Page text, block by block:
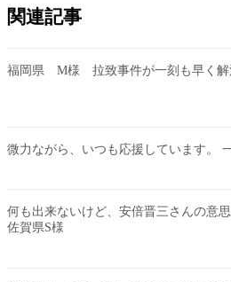
関連記事
福岡県 M様 拉致事件が一刻も早く解
微力ながら、いつも応援しています。
何も出来ないけど、安倍晋三さんの意
佐賀県S様